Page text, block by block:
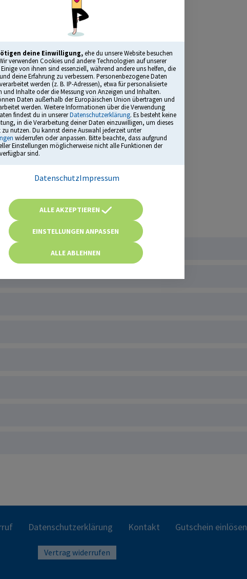
deine Einwilligung,ehe du unsere Website besuchen
verwenden Cookies und andere Technologien auf unserer
Einige von ihnen sind essenziell, während andere uns helfen, die
deine Erfahrung zu verbessern. Personenbezogene Daten
werden (z. B. IP-Adressen), etwa für personalisierte
und Inhalte oder die Messung von Anzeigen und Inhalten.
Daten außerhalb der Europäischen Union übertragen und
werden. Weitere Informationen über die Verwendung
findest du in unsererDatenschutzerklärung. Es besteht keine
in die Verarbeitung deiner Daten einzuwilligen, um dieses
nutzen. Du kannst deine Auswahl jederzeit unter
widerrufen oder anpassen. Bitte beachte, dass aufgrund
Einstellungen möglicherweise nicht alle Funktionen der
sind.
DatenschutzImpressum
ALLE AKZEPTIEREN
EINSTELLUNGEN ANPASSEN
ALLE ABLEHNEN
Bildungsmedium“
Award
und mehr
Originalfragen
und Tricks
Personalverantwortlichen
Datenschutzerklärung Kontakt Gutschein einlösen
Vertrag widerrufen